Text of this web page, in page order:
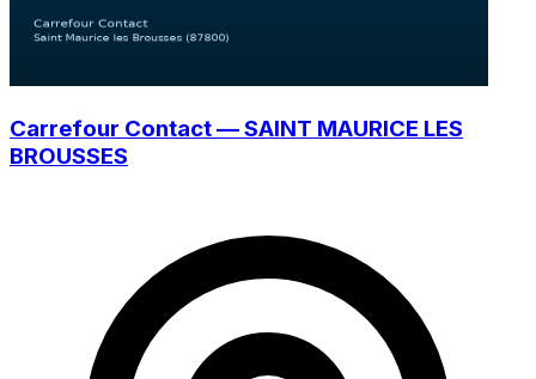
Carrefour Contact — SAINT MAURICE LES
BROUSSES